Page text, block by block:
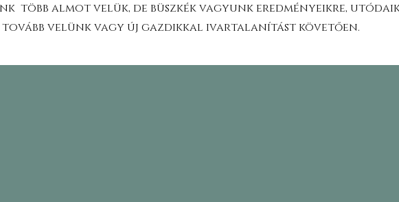
több almot velük, de büszkék vagyunk eredményeikre,
velünk vagy új gazdikkal ivartalanítást követően.